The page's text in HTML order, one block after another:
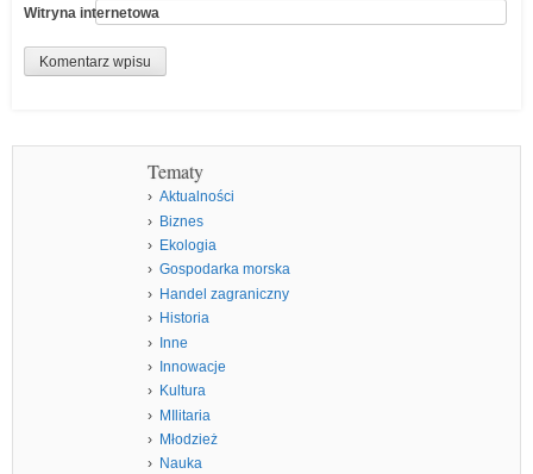
Witryna internetowa
Tematy
Aktualności
Biznes
Ekologia
Gospodarka morska
Handel zagraniczny
Historia
Inne
Innowacje
Kultura
MIlitaria
Młodzież
Nauka